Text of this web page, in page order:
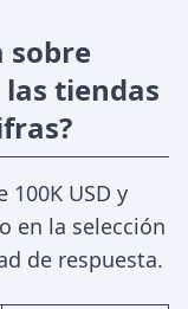
sobre
tiendas
USD y
en la selección
de respuesta.